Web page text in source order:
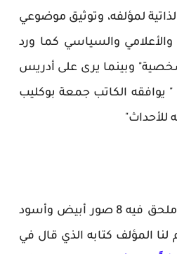
لمؤلفه، وتوثيق موضوعي
محمود الشمام الصحفي والأعلامي والسياسي كما ورد
وبينما يرى على أدريس
يوافقه الكاتب جمعة بوكليب
في 407 صفحة بحجم أكبر من المتوسط بقليل ، فيها مقدمة و10 فصول ، وملحق فيه 8 صور أبيض وأسود
الكتاب فيها رسالة عرفان من 15 سطر ، يقدم لنا المؤلف كتابه الذي قال في